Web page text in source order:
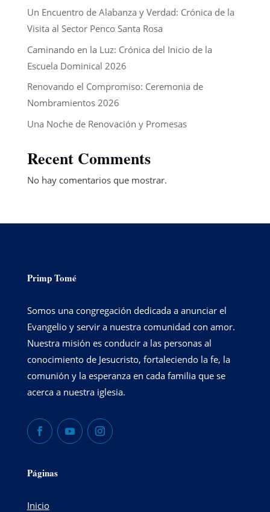
Un Encuentro de Alabanza y Verdad: Crónica de la
Visita al Sector Penco Santa Rosa
Caminando en la Luz: Crónica del Inicio de la
Escuela Dominical 2026
Renovando el Compromiso: Ceremonia de
Nombramientos 2026
Una Noche de Renovación y Promesas
Recent Comments
No hay comentarios que mostrar.
Primp Tomé
Somos una congregación dedicada a anunciar el
Evangelio y servir a nuestra comunidad con amor.
Nuestra misión es conducir a las personas al
conocimiento de Jesucristo, fortaleciendo la fe, la
comunión y la esperanza en cada familia que se
acerca a nuestra iglesia.
Páginas
Inicio